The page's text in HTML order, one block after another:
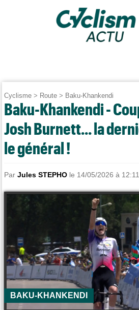
Cyclisme > Route > Baku-Khankendi
Baku-Khankendi -
Josh Burnett... la
le général !
ParJules STEPHO le 14/05/2026 à 12:11
BAKU-KHANKENDI